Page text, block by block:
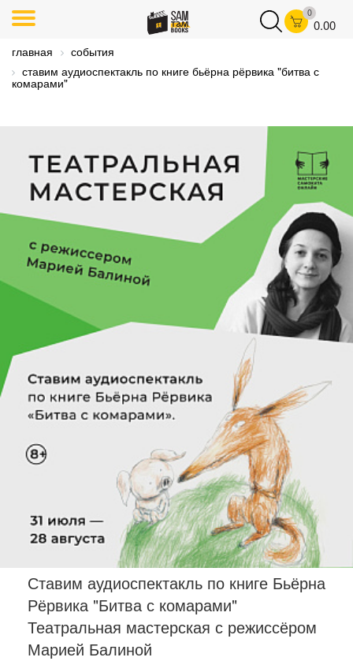
0
0.00
главная
события
ставим аудиоспектакль по книге бьёрна рёрвика "битва с
комарами"
Ставим аудиоспектакль по книге Бьёрна
Рёрвика "Битва с комарами"
Театральная мастерская с режиссёром
Марией Балиной